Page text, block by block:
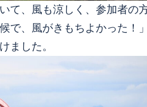
て、風も涼しく、参加者の
で、風がきもちよかった！
ました。